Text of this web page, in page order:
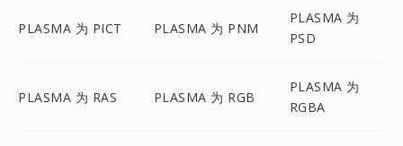
PLASMA 为 PICT PLASMA 为 PNM
PLASMA 为
PSD
PLASMA 为 RAS PLASMA 为 RGB
PLASMA 为
RGBA